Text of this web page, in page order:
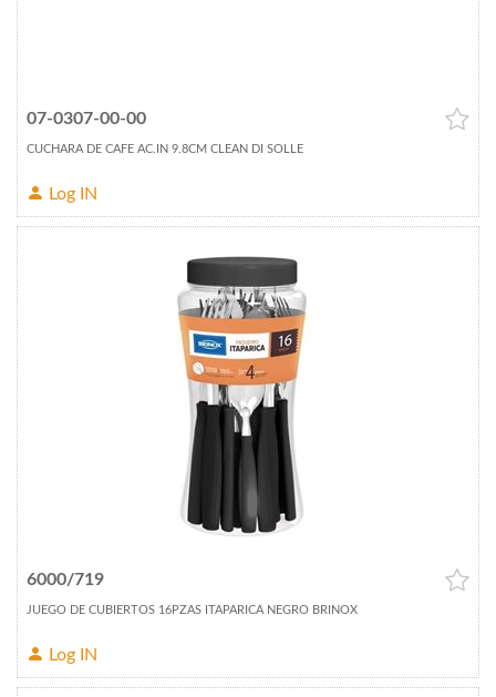
07-0307-00-00
CUCHARA DE CAFE AC.IN 9.8CM CLEAN DI SOLLE
Log IN
6000/719
JUEGO DE CUBIERTOS 16PZAS ITAPARICA NEGRO BRINOX
Log IN